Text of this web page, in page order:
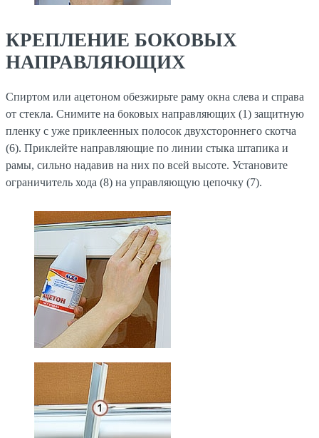
КРЕПЛЕНИЕ БОКОВЫХ
НАПРАВЛЯЮЩИХ
Спиртом или ацетоном обезжирьте раму окна слева и справа
от стекла. Снимите на боковых направляющих (1) защитную
пленку с уже приклеенных полосок двухстороннего скотча
(6). Приклейте направляющие по линии стыка штапика и
рамы, сильно надавив на них по всей высоте. Установите
ограничитель хода (8) на управляющую цепочку (7).